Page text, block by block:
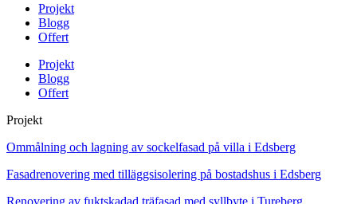
Projekt
Blogg
Offert
Projekt
Blogg
Offert
Projekt
Ommålning och lagning av sockelfasad på villa i Edsberg
Fasadrenovering med tilläggsisolering på bostadshus i Edsberg
Renovering av fuktskadad träfasad med syllbyte i Tureberg,